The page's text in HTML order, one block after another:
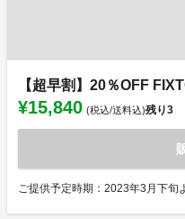
【超早割】20％OFF
¥15,840 (税込/送料込)残り3
ご提供予定時期：2023年3月下旬